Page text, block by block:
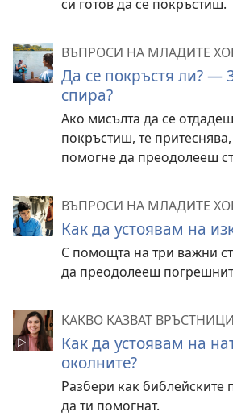
си готов да се покръстиш.
ВЪПРОСИ НА МЛАДИТЕ
Да се покръстя ли? —
спира?
Ако мисълта да се
покръстиш, те
помогне да преодолееш
ВЪПРОСИ НА МЛАДИТЕ
Как да устоявам на
С помощта на три важни
да преодолееш
КАКВО КАЗВАТ
Как да устоявам на
околните?
Разбери как библейските
да ти помогнат.